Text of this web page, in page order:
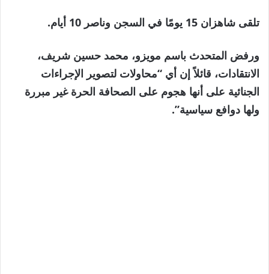
تلقى شاهزان 15 يومًا في السجن وناصر 10 أيام.
ورفض المتحدث باسم مويزو، محمد حسين شريف،
الانتقادات، قائلاً إن أي “محاولات لتصوير الإجراءات
الجنائية على أنها هجوم على الصحافة الحرة غير مبررة
ولها دوافع سياسية”.